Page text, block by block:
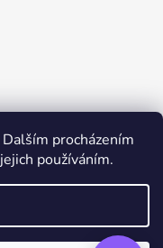
procházením
používáním.